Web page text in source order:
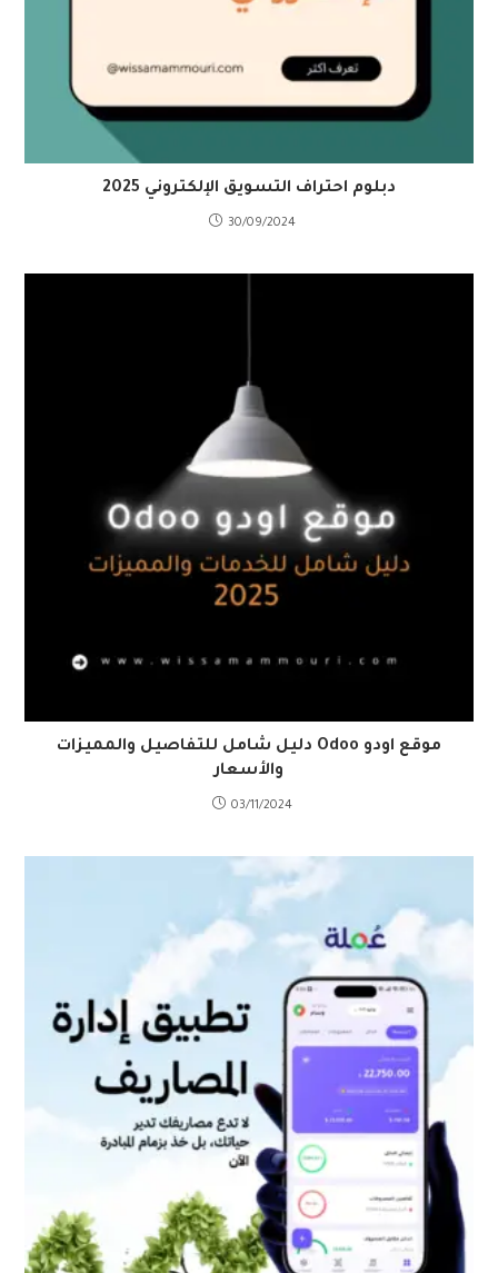
دبلوم احتراف التسويق الإلكتروني 2025
30/09/2024
موقع اودو Odoo دليل شامل للتفاصيل والمميزات
والأسعار
03/11/2024